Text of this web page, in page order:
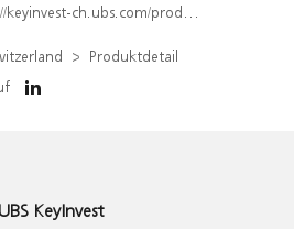
ch.ubs.com/produkt/detail/index/isin/CH1570364765
Produktdetail
KeyInvest